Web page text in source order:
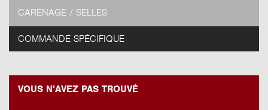
CARÉNAGE / SELLES
COMMANDE SPÉCIFIQUE
VOUS N'AVEZ PAS TROUVÉ